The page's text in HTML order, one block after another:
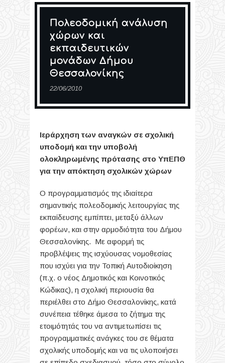
Πολεοδομική ανάλυση
χώρων και
εκπαιδευτικών
μονάδων Δήμου
Θεσσαλονίκης
22/06/2010
Ιεράρχηση των αναγκών σε σχολική
υποδομή και την υποβολή
ολοκληρωμένης πρότασης στο ΥπΕΠΘ
για την απόκτηση σχολικών χώρων
Ο προγραμματισμός της ιδιαίτερα
σημαντικής πολεοδομικής λειτουργίας της
εκπαίδευσης εμπίπτει, μεταξύ άλλων
φορέων, και στην αρμοδιότητα του Δήμου
Θεσσαλονίκης. Με αφορμή τις
προβλέψεις της ισχύουσας νομοθεσίας
που ισχύει για την Τοπική Αυτοδιοίκηση
(π.χ. ο νέος Δημοτικός και Κοινοτικός
Κώδικας), η σχολική περιουσία θα
περιέλθει στο Δήμο Θεσσαλονίκης, κατά
συνέπεια τέθηκε άμεσα το ζήτημα της
ετοιμότητάς του να αντιμετωπίσει τις
προγραμματικές ανάγκες του σε θέματα
σχολικής υποδομής και να τις υλοποιήσει